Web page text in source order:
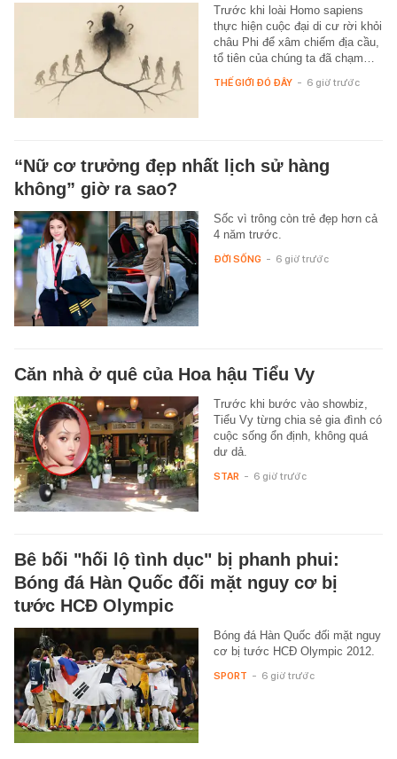
Trước khi loài Homo sapiens
thực hiện cuộc đại di cư rời khỏi
châu Phi để xâm chiếm địa cầu,
tổ tiên của chúng ta đã chạm…
THẾ GIỚI ĐÓ ĐÂY - 6 giờ trước
“Nữ cơ trưởng đẹp nhất lịch sử hàng
không” giờ ra sao?
Sốc vì trông còn trẻ đẹp hơn cả
4 năm trước.
ĐỜI SỐNG - 6 giờ trước
Căn nhà ở quê của Hoa hậu Tiểu Vy
Trước khi bước vào showbiz,
Tiểu Vy từng chia sẻ gia đình có
cuộc sống ổn định, không quá
dư dả.
STAR - 6 giờ trước
Bê bối "hối lộ tình dục" bị phanh phui:
Bóng đá Hàn Quốc đối mặt nguy cơ bị
tước HCĐ Olympic
Bóng đá Hàn Quốc đối mặt nguy
cơ bị tước HCĐ Olympic 2012.
SPORT - 6 giờ trước